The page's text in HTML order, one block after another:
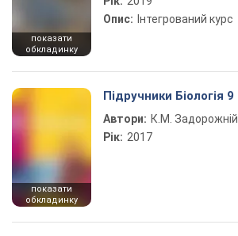
показати
обкладинку
Опис: Інтегрований курс
показати
обкладинку
Підручники Біологія 9
Автори: К.М. Задорожній
Рік: 2017